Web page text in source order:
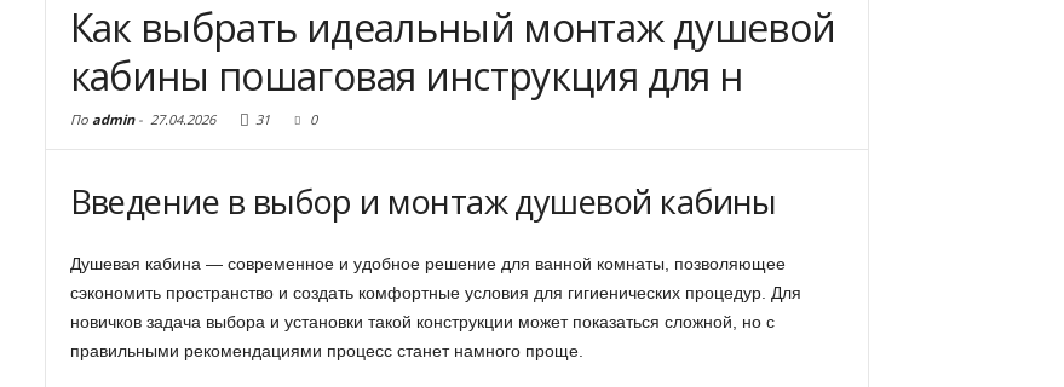
Как выбрать идеальный монтаж душевой
кабины пошаговая инструкция для н
По admin- 27.04.2026 31 0
Введение в выбор и монтаж душевой кабины
Душевая кабина — современное и удобное решение для ванной комнаты, позволяющее
сэкономить пространство и создать комфортные условия для гигиенических процедур. Для
новичков задача выбора и установки такой конструкции может показаться сложной, но с
правильными рекомендациями процесс станет намного проще.